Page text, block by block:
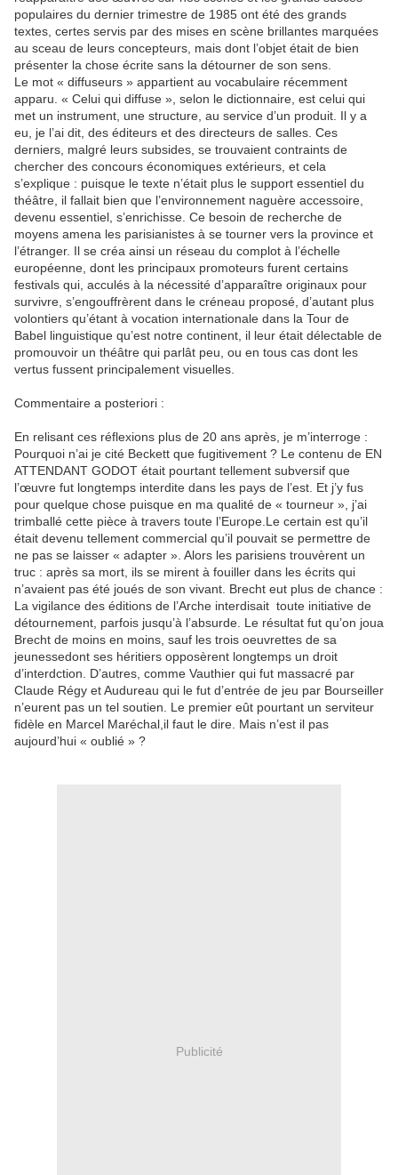
populaires du dernier trimestre de 1985 ont été des grands
textes, certes servis par des mises en scène brillantes marquées
au sceau de leurs concepteurs, mais dont l’objet était de bien
présenter la chose écrite sans la détourner de son sens.
Le mot « diffuseurs » appartient au vocabulaire récemment
apparu. « Celui qui diffuse », selon le dictionnaire, est celui qui
met un instrument, une structure, au service d’un produit. Il y a
eu, je l’ai dit, des éditeurs et des directeurs de salles. Ces
derniers, malgré leurs subsides, se trouvaient contraints de
chercher des concours économiques extérieurs, et cela
s’explique : puisque le texte n’était plus le support essentiel du
théâtre, il fallait bien que l’environnement naguère accessoire,
devenu essentiel, s’enrichisse. Ce besoin de recherche de
moyens amena les parisianistes à se tourner vers la province et
l’étranger. Il se créa ainsi un réseau du complot à l’échelle
européenne, dont les principaux promoteurs furent certains
festivals qui, acculés à la nécessité d’apparaître originaux pour
survivre, s’engouffrèrent dans le créneau proposé, d’autant plus
volontiers qu’étant à vocation internationale dans la Tour de
Babel linguistique qu’est notre continent, il leur était délectable de
promouvoir un théâtre qui parlât peu, ou en tous cas dont les
vertus fussent principalement visuelles.
Commentaire a posteriori :
En relisant ces réflexions plus de 20 ans après, je m’interroge :
Pourquoi n’ai je cité Beckett que fugitivement ? Le contenu de EN
ATTENDANT GODOT était pourtant tellement subversif que
l’œuvre fut longtemps interdite dans les pays de l’est. Et j’y fus
pour quelque chose puisque en ma qualité de « tourneur », j’ai
trimballé cette pièce à travers toute l’Europe.Le certain est qu’il
était devenu tellement commercial qu’il pouvait se permettre de
ne pas se laisser « adapter ». Alors les parisiens trouvèrent un
truc : après sa mort, ils se mirent à fouiller dans les écrits qui
n’avaient pas été joués de son vivant. Brecht eut plus de chance :
La vigilance des éditions de l’Arche interdisait toute initiative de
détournement, parfois jusqu’à l’absurde. Le résultat fut qu’on joua
Brecht de moins en moins, sauf les trois oeuvrettes de sa
jeunessedont ses héritiers opposèrent longtemps un droit
d’interdction. D’autres, comme Vauthier qui fut massacré par
Claude Régy et Audureau qui le fut d’entrée de jeu par Bourseiller
n’eurent pas un tel soutien. Le premier eût pourtant un serviteur
fidèle en Marcel Maréchal,il faut le dire. Mais n’est il pas
aujourd’hui « oublié » ?
Publicité